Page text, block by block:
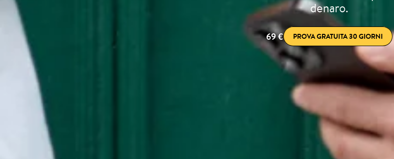
denaro.
69 € PROVA GRATUITA 30 GIORNI